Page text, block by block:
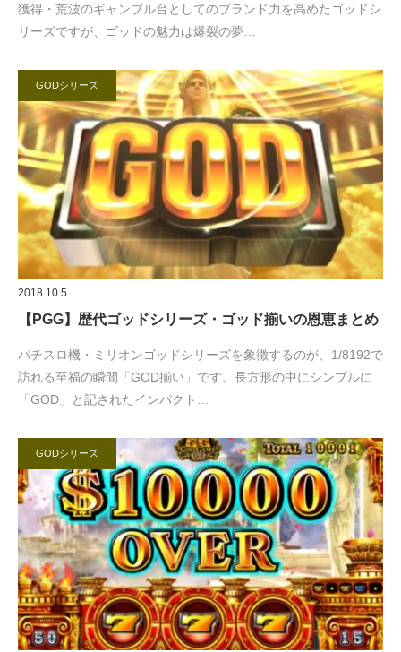
獲得・荒波のギャンブル台としてのブランド力を高めたゴッドシ
リーズですが、ゴッドの魅力は爆裂の夢…
GODシリーズ
2018.10.5
【PGG】歴代ゴッドシリーズ・ゴッド揃いの恩恵まとめ
パチスロ機・ミリオンゴッドシリーズを象徴するのが、1/8192で
訪れる至福の瞬間「GOD揃い」です。長方形の中にシンプルに
「GOD」と記されたインパクト…
GODシリーズ